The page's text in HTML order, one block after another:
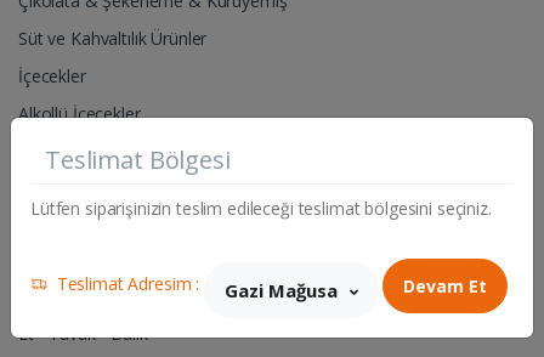
Süt ve Kahvaltılık Ürünler
İçecekler
Alkollü İçecekler
Pet Shop- Hayvan Yem & Aksesuarları
Hırdavat & Elektrik Malzemeleri
Manav
Et - Tavuk - Balık
Teslimat Bölgesi
Lütfen siparişinizin teslim edileceği teslimat bölgesini seçiniz.
Teslimat Adresim : Gazi Mağusa Devam Et